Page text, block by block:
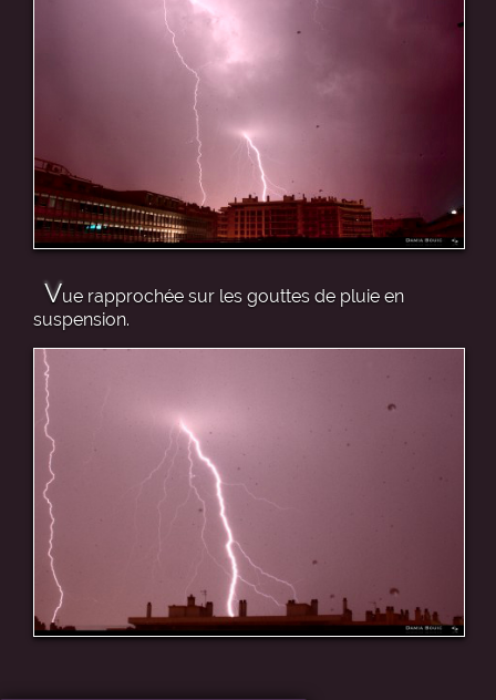
Vue rapprochée sur les gouttes de pluie en
suspension.